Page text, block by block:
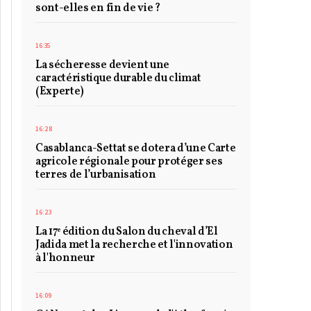
sont-elles en fin de vie ?
16:35
La sécheresse devient une
caractéristique durable du climat
(Experte)
16:28
Casablanca-Settat se dotera d’une Carte
agricole régionale pour protéger ses
terres de l’urbanisation
16:23
La 17ᵉ édition du Salon du cheval d’El
Jadida met la recherche et l'innovation
à l'honneur
16:09